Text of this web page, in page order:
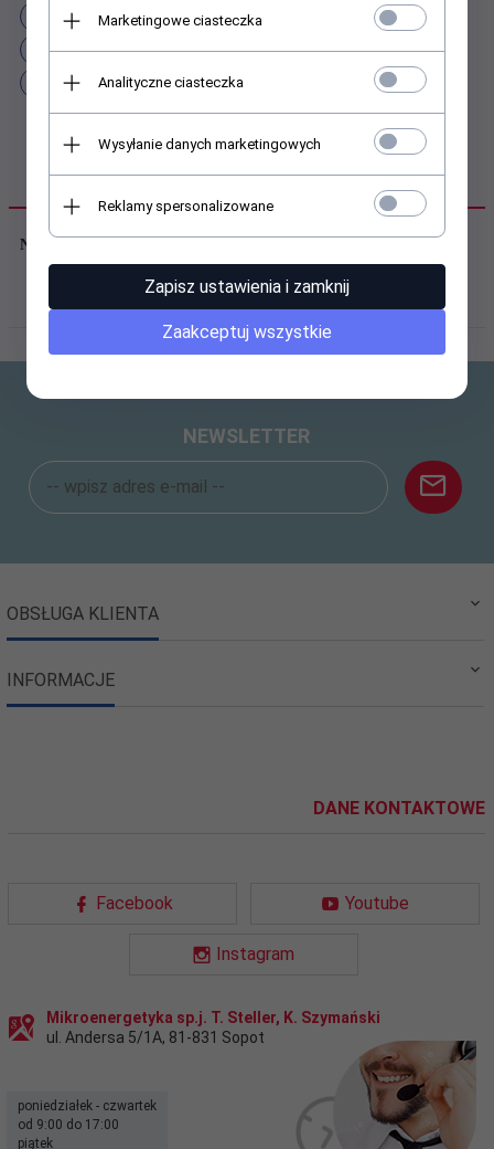
Dodaj do schowka
Dodaj do porównania
Wydrukuj stronę
OPIS PRODUKTU
Nr katalogowy:
PRODUCENT
NEWSLETTER
OBSŁUGA KLIENTA
INFORMACJE
DANE KONTAKTOWE
Facebook Youtube
Instagram
Mikroenergetyka sp.j. T. Steller, K. Szymański
ul. Andersa 5/1A, 81-831 Sopot
poniedziałek - czwartek
od 9:00 do 17:00
piątek
Marketingowe ciasteczka
Analityczne ciasteczka
Wysyłanie danych marketingowych
Reklamy spersonalizowane
Zapisz ustawienia i zamknij
Zaakceptuj wszystkie